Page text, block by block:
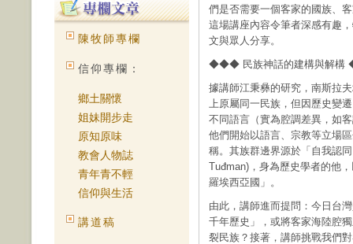
陳牧師專欄
信仰專欄：
鄉土關懷
姐妹開步走
原知原味
教會人物誌
青年青不輕
信仰與生活
講道稿
們是否需要一個客家的國族、
這場講座內容令筆者深感有趣
文與眾人分享。
◆◆◆ 民族神話的建構與解
據講師江秉彝的研究，南斯拉
上原屬同一民族，但因歷史變
不同語言（實為腔調差異，如
他們開始以語言、宗教等立場
稱。其族群邊界源於「自我認
Tuđman)，身為歷史學者的他
羅埃西亞國」。
由此，講師進而提問：今日台
千年歷史」，或將客家海陸腔
裂民族？接著，講師挑戰我們